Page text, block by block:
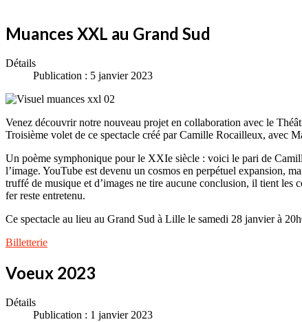
Muances XXL au Grand Sud
Détails
Publication : 5 janvier 2023
Venez découvrir notre nouveau projet en collaboration avec le
Troisième volet de ce spectacle créé par Camille Rocailleux, avec
Un poème symphonique pour le XXIe siècle : voici le pari de
l’image. YouTube est devenu un cosmos en perpétuel expansion,
truffé de musique et d’images ne tire aucune conclusion, il tient les
fer reste entretenu.
Ce spectacle au lieu au Grand Sud à Lille le samedi 28 janvier à
Billetterie
Voeux 2023
Détails
Publication : 1 janvier 2023